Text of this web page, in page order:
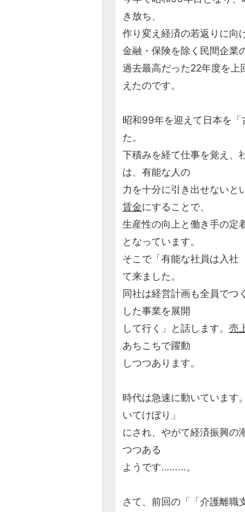
き放ち、
作り変え経済の若返りに
金融・保険を除く民間企業
過去最高だった22年度を上
えたのです。
昭和99年を迎えて日本を
た。
下積みを経て仕事を覚え、
は、有能な人の
力を十分に引き出せないと
賃金にすることで、
生産性の向上と働き手の定
となっています。
そこで「有能な社員は入
て来ました。
同社は経営計画も全員でつ
した事業を展開
して行く」と話します。 売
あちこちで躍動
しつつあります。
時代は急速に動いています
いてけぼり」
にされ、やがて経済振興の
つつある
ようです………。
さて、前回の「「介護離職